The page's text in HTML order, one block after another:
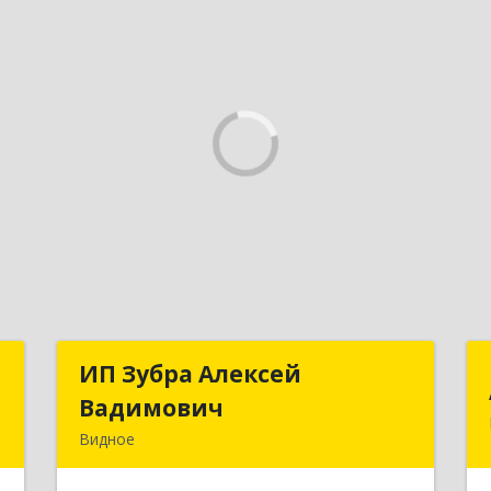
ИП Зубра Алексей
Вадимович
Видное
ИП Зубра Алексей